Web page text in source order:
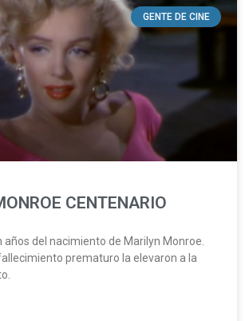
GENTE DE CINE
CENTENARIO
años del nacimiento de Marilyn Monroe.
prematuro la elevaron a la